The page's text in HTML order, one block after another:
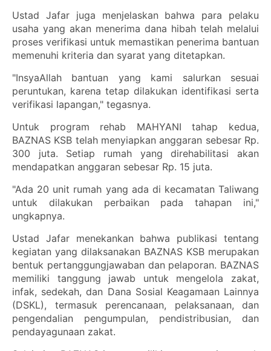
Ustad Jafar juga menjelaskan bahwa para pelaku
usaha yang akan menerima dana hibah telah melalui
proses verifikasi untuk memastikan penerima bantuan
memenuhi kriteria dan syarat yang ditetapkan.
"InsyaAllah bantuan yang kami salurkan sesuai
peruntukan, karena tetap dilakukan identifikasi serta
verifikasi lapangan," tegasnya.
Untuk program rehab MAHYANI tahap kedua,
BAZNAS KSB telah menyiapkan anggaran sebesar Rp.
300 juta. Setiap rumah yang direhabilitasi akan
mendapatkan anggaran sebesar Rp. 15 juta.
"Ada 20 unit rumah yang ada di kecamatan Taliwang
untuk dilakukan perbaikan pada tahapan ini,"
ungkapnya.
Ustad Jafar menekankan bahwa publikasi tentang
kegiatan yang dilaksanakan BAZNAS KSB merupakan
bentuk pertanggungjawaban dan pelaporan. BAZNAS
memiliki tanggung jawab untuk mengelola zakat,
infak, sedekah, dan Dana Sosial Keagamaan Lainnya
(DSKL), termasuk perencanaan, pelaksanaan, dan
pengendalian pengumpulan, pendistribusian, dan
pendayagunaan zakat.